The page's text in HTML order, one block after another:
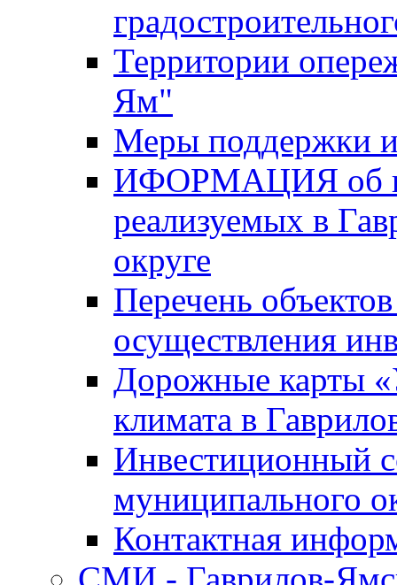
Территории
Ям"
Меры поддержки
ИФОРМАЦИЯ об
реализуемых в
округе
Перечень
осуществления
Дорожные карты
климата в
Инвестиционный
муниципального
Контактная